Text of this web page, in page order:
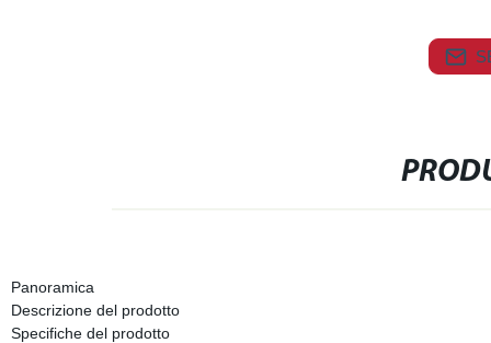
Panoramica
Descrizione del prodotto
Specifiche del prodotto